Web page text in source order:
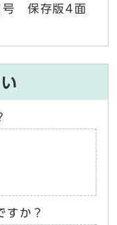
号 保存版4面
すか？